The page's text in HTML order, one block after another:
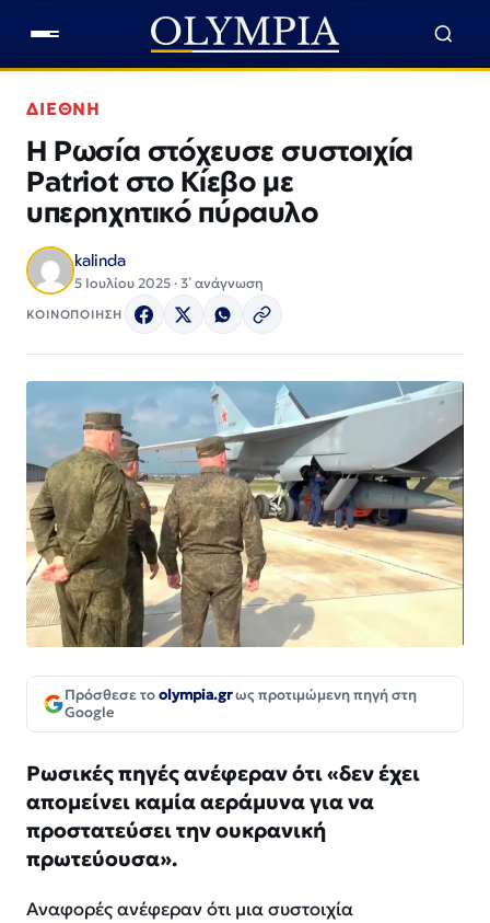
ΔΙΕΘΝΗ
Η Ρωσία στόχευσε συστοιχία
Patriot στο Κίεβο με
υπερηχητικό πύραυλο
kalinda
5 Ιουλίου 2025 · 3΄ ανάγνωση
ΚΟΙΝΟΠΟΙΗΣΗ
Πρόσθεσε τοolympia.grως προτιμώμενη πηγή στη
Google
Ρωσικές πηγές ανέφεραν ότι «δεν έχει
απομείνει καμία αεράμυνα για να
προστατεύσει την ουκρανική
πρωτεύουσα».
Αναφορές ανέφεραν ότι μια συστοιχία